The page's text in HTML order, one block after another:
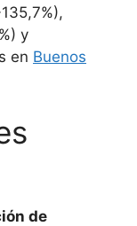
y
en Buenos
de